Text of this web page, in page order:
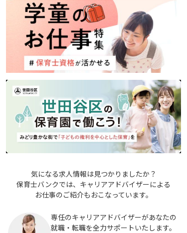
気になる求人情報は見つかりましたか？
保育士バンクでは、キャリアアドバイザーによる
お仕事のご紹介もおこなっています。
専任のキャリアアドバイザーがあなたの
就職・転職を全力サポートいたします。